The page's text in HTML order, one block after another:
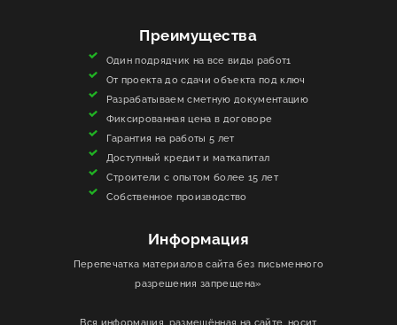
Преимущества
Один подрядчик на все виды работ1
От проекта до сдачи объекта под ключ
Разрабатываем сметную документацию
Фиксированная цена в договоре
Гарантия на работы 5 лет
Доступный кредит и маткапитал
Строители с опытом более 15 лет
Собственное производство
Информация
Перепечатка материалов сайта без письменного
разрешения запрещена»
Вся информация, размещённая на сайте, носит